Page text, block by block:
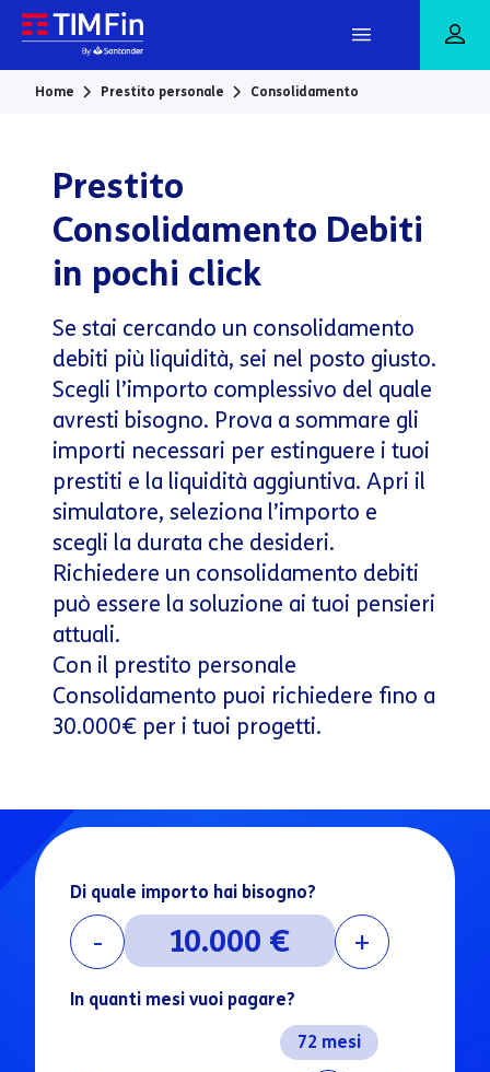
Vai al contenuto principale
Home Prestito personale Consolidamento
Prestito
Consolidamento Debiti
in pochi click
Se stai cercando un consolidamento
debiti più liquidità, sei nel posto giusto.
Scegli l’importo complessivo del quale
avresti bisogno. Prova a sommare gli
importi necessari per estinguere i tuoi
prestiti e la liquidità aggiuntiva. Apri il
simulatore, seleziona l’importo e
scegli la durata che desideri.
Richiedere un consolidamento debiti
può essere la soluzione ai tuoi pensieri
attuali.
Con il prestito personale
Consolidamento puoi richiedere fino a
30.000€ per i tuoi progetti.
Di quale importo hai bisogno?
- +
In quanti mesi vuoi pagare?
72